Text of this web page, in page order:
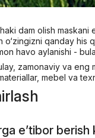
dam olish
o‘zingizni qanday his
havo aylanishi -
zamonaviy va
mebel va
e’tibor berish